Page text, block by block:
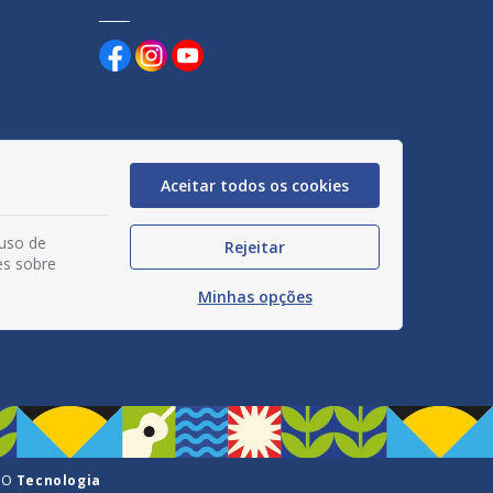
Tecnologia
de
sobre
Aceitar todos os cookies
Rejeitar
Minhas opções